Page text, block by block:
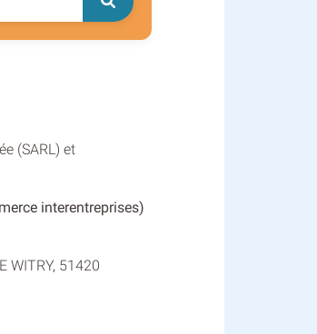
(SARL) et
interentreprises)
WITRY, 51420